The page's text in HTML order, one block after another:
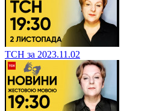
ТСН за 2023.11.02